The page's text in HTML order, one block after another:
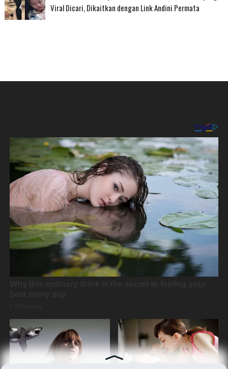
Viral Dicari, Dikaitkan dengan Link Andini Permata